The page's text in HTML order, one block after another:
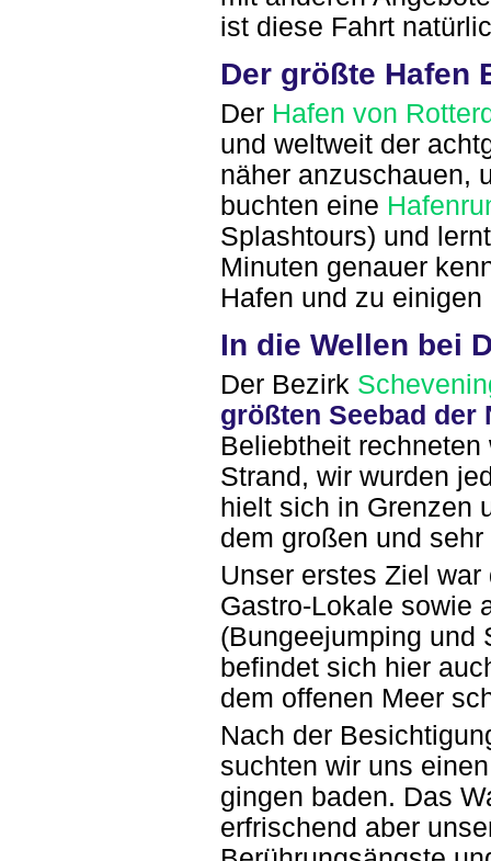
ist diese Fahrt
Der größte Hafen
Der Hafen von
und weltweit der
näher anzuschauen,
buchten eine
Splashtours) und
Minuten genauer
Hafen und zu
In die Wellen bei
Der Bezirk
größten Seebad der
Beliebtheit
Strand, wir wurden
hielt sich in Grenzen
dem großen und
Unser erstes Ziel
Gastro-Lokale sowie
(Bungeejumping und
befindet sich hier
dem offenen Meer
Nach der
suchten wir uns
gingen baden. Das
erfrischend aber